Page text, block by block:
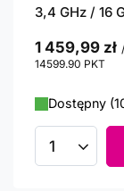
3,4 GHz / 16
1 459,99 zł
14599.90 PKT
Dostępny
Ilość